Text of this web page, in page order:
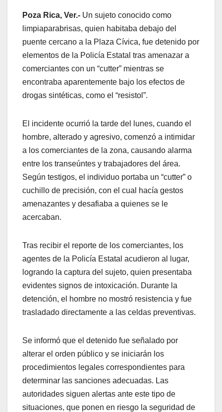
Poza Rica, Ver.- Un sujeto conocido como
limpiaparabrisas, quien habitaba debajo del
puente cercano a la Plaza Cívica, fue detenido por
elementos de la Policía Estatal tras amenazar a
comerciantes con un “cutter” mientras se
encontraba aparentemente bajo los efectos de
drogas sintéticas, como el “resistol”.
El incidente ocurrió la tarde del lunes, cuando el
hombre, alterado y agresivo, comenzó a intimidar
a los comerciantes de la zona, causando alarma
entre los transeúntes y trabajadores del área.
Según testigos, el individuo portaba un “cutter” o
cuchillo de precisión, con el cual hacía gestos
amenazantes y desafiaba a quienes se le
acercaban.
Tras recibir el reporte de los comerciantes, los
agentes de la Policía Estatal acudieron al lugar,
logrando la captura del sujeto, quien presentaba
evidentes signos de intoxicación. Durante la
detención, el hombre no mostró resistencia y fue
trasladado directamente a las celdas preventivas.
Se informó que el detenido fue señalado por
alterar el orden público y se iniciarán los
procedimientos legales correspondientes para
determinar las sanciones adecuadas. Las
autoridades siguen alertas ante este tipo de
situaciones, que ponen en riesgo la seguridad de